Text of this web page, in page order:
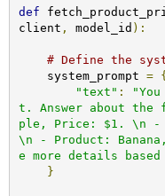
def
client , model_id ):
# Define the
    system_prompt
=
{
"text" :
t. Answer about
ple, Price: $1. \n -
\n - Product:
e more details
}